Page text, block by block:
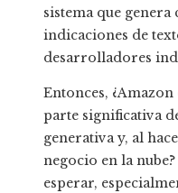
sistema que
indicaciones de
desarrolladores
Entonces,
parte significativa
generativa y, al
negocio en la
esperar,